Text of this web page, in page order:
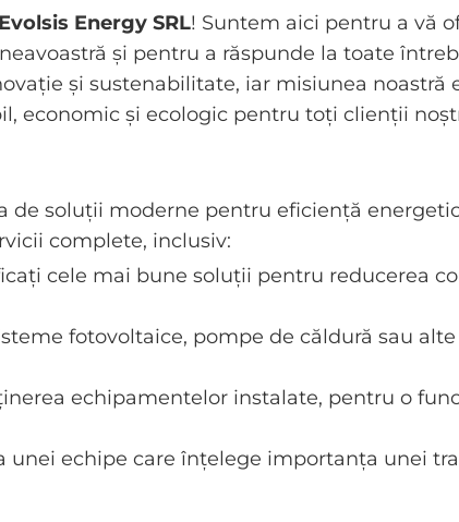
Evolsis Energy SRL! Suntem aici pentru a vă
și pentru a răspunde la toate
și sustenabilitate, iar misiunea noastră
economic și ecologic pentru toți clienții
de soluții moderne pentru eficiență
complete, inclusiv:
cele mai bune soluții pentru reducerea
fotovoltaice, pompe de căldură sau
echipamentelor instalate, pentru o
unei echipe care înțelege importanța unei